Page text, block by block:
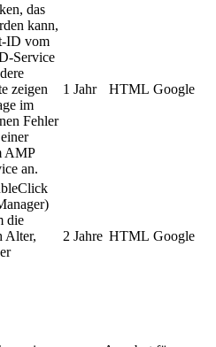
das
kann,
ID vom
Service
zeigen
im
Fehler
AMP
an.
1 Jahr HTML Google
die
Alter,
2 Jahre HTML Google